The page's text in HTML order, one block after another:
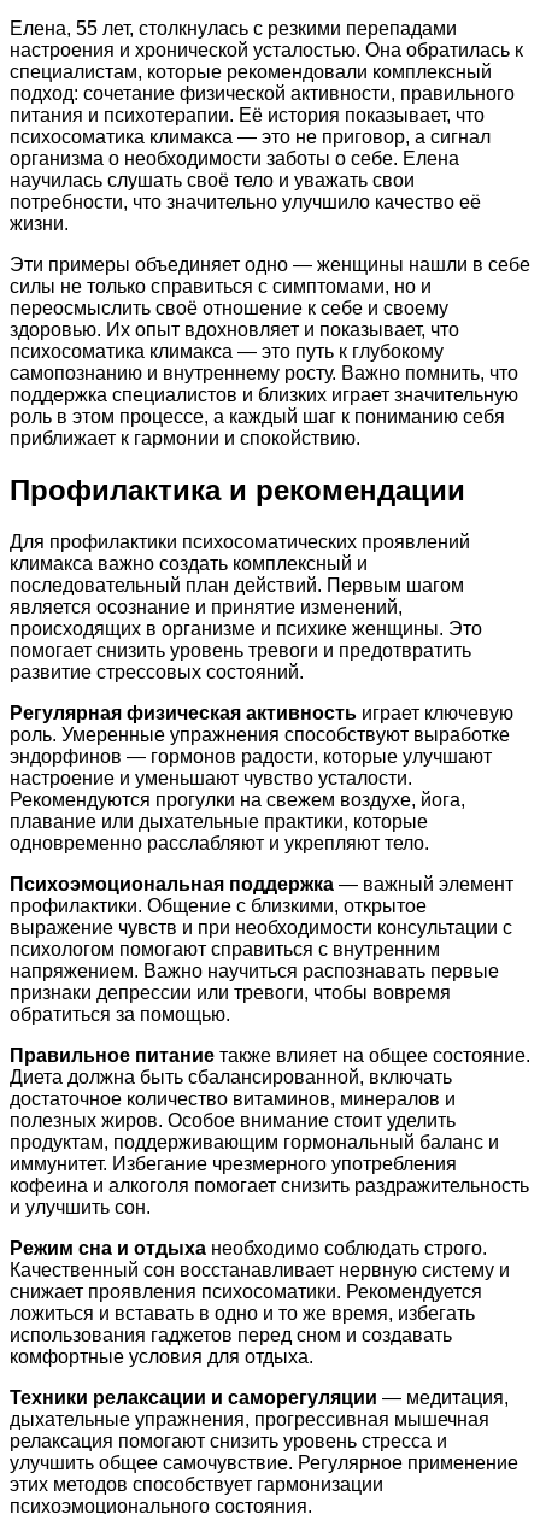
Елена, 55 лет, столкнулась с резкими перепадами
настроения и хронической усталостью. Она обратилась к
специалистам, которые рекомендовали комплексный
подход: сочетание физической активности, правильного
питания и психотерапии. Её история показывает, что
психосоматика климакса — это не приговор, а сигнал
организма о необходимости заботы о себе. Елена
научилась слушать своё тело и уважать свои
потребности, что значительно улучшило качество её
жизни.
Эти примеры объединяет одно — женщины нашли в себе
силы не только справиться с симптомами, но и
переосмыслить своё отношение к себе и своему
здоровью. Их опыт вдохновляет и показывает, что
психосоматика климакса — это путь к глубокому
самопознанию и внутреннему росту. Важно помнить, что
поддержка специалистов и близких играет значительную
роль в этом процессе, а каждый шаг к пониманию себя
приближает к гармонии и спокойствию.
Профилактика и рекомендации
Для профилактики психосоматических проявлений
климакса важно создать комплексный и
последовательный план действий. Первым шагом
является осознание и принятие изменений,
происходящих в организме и психике женщины. Это
помогает снизить уровень тревоги и предотвратить
развитие стрессовых состояний.
Регулярная физическая активность играет ключевую
роль. Умеренные упражнения способствуют выработке
эндорфинов — гормонов радости, которые улучшают
настроение и уменьшают чувство усталости.
Рекомендуются прогулки на свежем воздухе, йога,
плавание или дыхательные практики, которые
одновременно расслабляют и укрепляют тело.
Психоэмоциональная поддержка — важный элемент
профилактики. Общение с близкими, открытое
выражение чувств и при необходимости консультации с
психологом помогают справиться с внутренним
напряжением. Важно научиться распознавать первые
признаки депрессии или тревоги, чтобы вовремя
обратиться за помощью.
Правильное питание также влияет на общее состояние.
Диета должна быть сбалансированной, включать
достаточное количество витаминов, минералов и
полезных жиров. Особое внимание стоит уделить
продуктам, поддерживающим гормональный баланс и
иммунитет. Избегание чрезмерного употребления
кофеина и алкоголя помогает снизить раздражительность
и улучшить сон.
Режим сна и отдыха необходимо соблюдать строго.
Качественный сон восстанавливает нервную систему и
снижает проявления психосоматики. Рекомендуется
ложиться и вставать в одно и то же время, избегать
использования гаджетов перед сном и создавать
комфортные условия для отдыха.
Техники релаксации и саморегуляции — медитация,
дыхательные упражнения, прогрессивная мышечная
релаксация помогают снизить уровень стресса и
улучшить общее самочувствие. Регулярное применение
этих методов способствует гармонизации
психоэмоционального состояния.